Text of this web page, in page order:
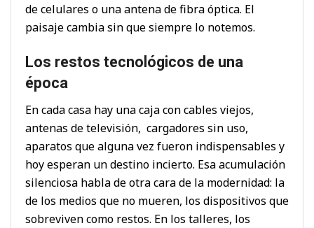
de celulares o una antena de fibra óptica. El
paisaje cambia sin que siempre lo notemos.
Los restos tecnológicos de una
época
En cada casa hay una caja con cables viejos,
antenas de televisión, cargadores sin uso,
aparatos que alguna vez fueron indispensables y
hoy esperan un destino incierto. Esa acumulación
silenciosa habla de otra cara de la modernidad: la
de los medios que no mueren, los dispositivos que
sobreviven como restos. En los talleres, los